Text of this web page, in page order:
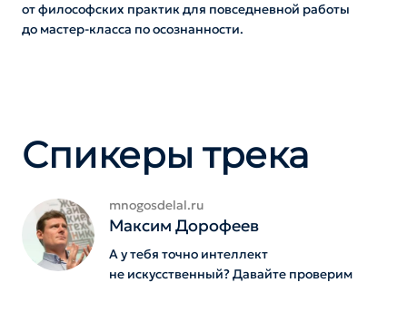
от философских практик для повседневной работы
до мастер-класса по осознанности.
Спикеры трека
mnogosdelal.ru
Максим Дорофеев
А у тебя точно интеллект
не искусственный? Давайте проверим